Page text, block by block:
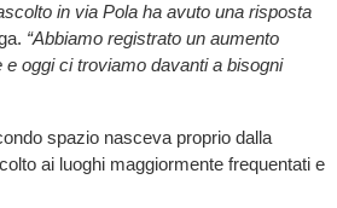
in via Pola ha avuto una risposta
“Abbiamo registrato un aumento
oggi ci troviamo davanti a bisogni
spazio nasceva proprio dalla
ai luoghi maggiormente frequentati e